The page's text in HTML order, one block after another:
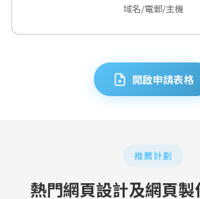
域名/電郵/主機
開啟申請表格
推薦計劃
熱門網頁設計及網頁